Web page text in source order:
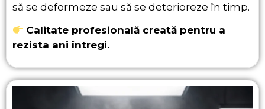
să se deformeze sau să se deterioreze în timp.
Calitate profesională creată pentru a
rezista ani întregi.